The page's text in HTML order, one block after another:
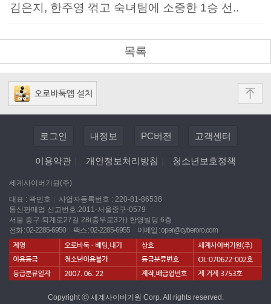
김은지, 한주영 꺾고 숙녀팀에 소중한 1승 선..
목록
로그인 내정보 PC버전 고객센터
이용약관 개인정보처리방침 청소년보호정책
세계사이버기원(주)
대표 : 곽민호
사업자등록번호 : 220-81-86538
통신판매업 신고번호:2011-서울중구-0579
서울 중구 퇴계로27길 28(충무로3가) 한영빌딩 6층
전화 : 02-2285-6950
팩스 : 02-2285-6955 이메일 :oper@cyberoro.com
Copyright ⓒ 세계사이버기원 Corp. All rights reserved.